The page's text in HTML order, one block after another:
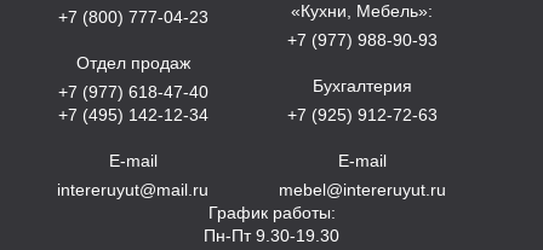
+7 (800) 777-04-23
Отдел продаж
+7 (977) 618-47-40
+7 (495) 142-12-34
E-mail
intereruyut@mail.ru
«Кухни, Мебель»:
+7 (977) 988-90-93
Бухгалтерия
+7 (925) 912-72-63
E-mail
mebel@intereruyut.ru
График работы:
Пн-Пт 9.30-19.30